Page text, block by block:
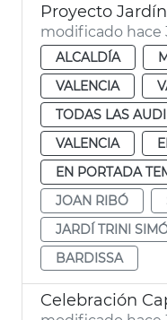
Proyecto
modificado hace
ALCALDÍA
VALENCIA
TODAS LAS
VALENCIA
EN PORTADA
JOAN RIBÓ
JARDÍ TRINI
BARDISSA
Celebración